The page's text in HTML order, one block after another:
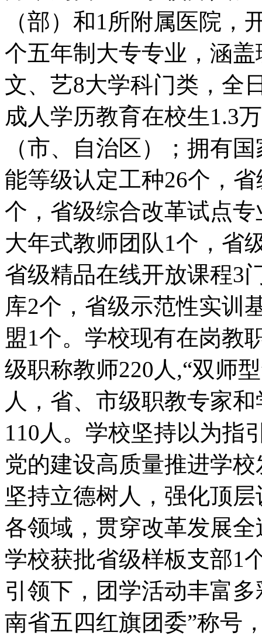
（部）和1所附属医院，
个五年制大专专业，涵
文、艺8大学科门类，全
成人学历教育在校生1.3
（市、自治区）；拥有
能等级认定工种26个，
个，省级综合改革试点
大年式教师团队1个，省
省级精品在线开放课程3
库2个，省级示范性实训
盟1个。学校现有在岗教
级职称教师220人,“双师
人，省、市级职教专家
110人。学校坚持以为指
党的建设高质量推进学
坚持立德树人，强化顶
各领域，贯穿改革发展
学校获批省级样板支部1
引领下，团学活动丰富
南省五四红旗团委”称号